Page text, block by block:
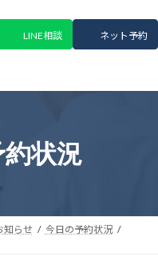
LINE相談 ネット予約
状況
知らせ
今日の予約状況